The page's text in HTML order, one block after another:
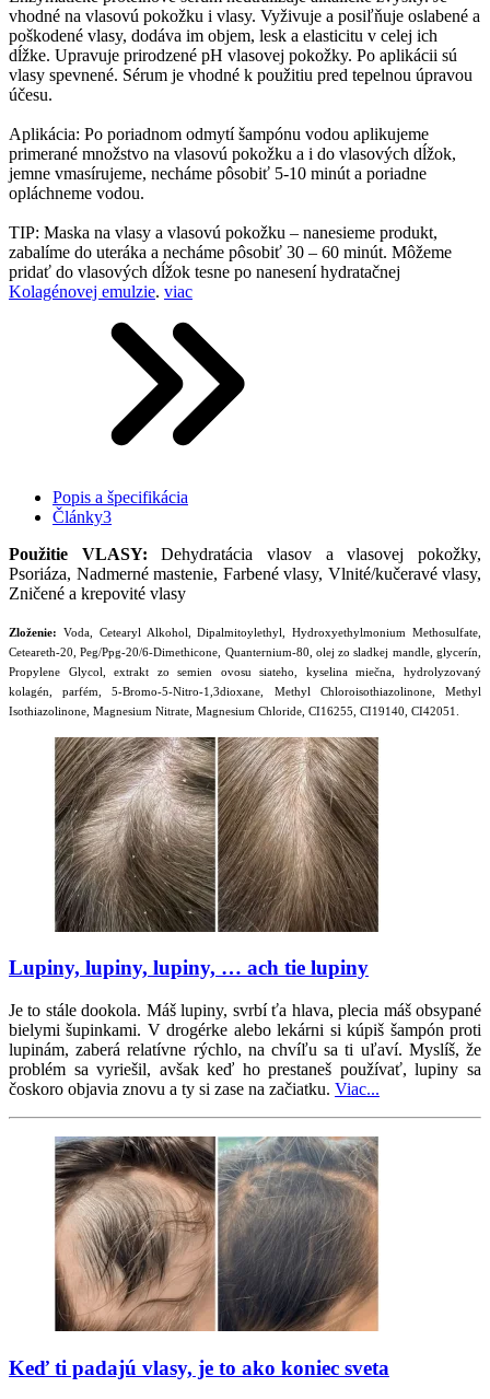
vhodné na vlasovú pokožku i vlasy. Vyživuje a posiľňuje oslabené a
poškodené vlasy, dodáva im objem, lesk a elasticitu v celej ich
dĺžke. Upravuje prirodzené pH vlasovej pokožky. Po aplikácii sú
vlasy spevnené. Sérum je vhodné k použitiu pred tepelnou úpravou
účesu.
Aplikácia: Po poriadnom odmytí šampónu vodou aplikujeme
primerané množstvo na vlasovú pokožku a i do vlasových dĺžok,
jemne vmasírujeme, necháme pôsobiť 5-10 minút a poriadne
opláchneme vodou.
TIP: Maska na vlasy a vlasovú pokožku – nanesieme produkt,
zabalíme do uteráka a necháme pôsobiť 30 – 60 minút. Môžeme
pridať do vlasových dĺžok tesne po nanesení hydratačnej
Kolagénovej emulzie. viac
Popis a špecifikácia
Články3
Použitie VLASY:
Dehydratácia vlasov a vlasovej pokožky,
Psoriáza, Nadmerné mastenie, Farbené vlasy, Vlnité/kučeravé vlasy,
Zničené a krepovité vlasy
Zloženie: Voda, Cetearyl Alkohol, Dipalmitoylethyl, Hydroxyethylmonium Methosulfate,
Ceteareth-20, Peg/Ppg-20/6-Dimethicone, Quanternium-80, olej zo sladkej mandle, glycerín,
Propylene Glycol, extrakt zo semien ovosu siateho, kyselina miečna, hydrolyzovaný
kolagén, parfém, 5-Bromo-5-Nitro-1,3dioxane, Methyl Chloroisothiazolinone, Methyl
Isothiazolinone, Magnesium Nitrate, Magnesium Chloride, CI16255, CI19140, CI42051.
Lupiny, lupiny, lupiny, … ach tie lupiny
Je to stále dookola. Máš lupiny, svrbí ťa hlava, plecia máš obsypané
bielymi šupinkami. V drogérke alebo lekárni si kúpiš šampón proti
lupinám, zaberá relatívne rýchlo, na chvíľu sa ti uľaví. Myslíš, že
problém sa vyriešil, avšak keď ho prestaneš používať, lupiny sa
čoskoro objavia znovu a ty si zase na začiatku. Viac...
Keď ti padajú vlasy, je to ako koniec sveta